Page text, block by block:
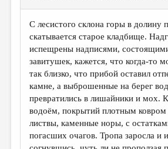
ЛИТСАЛОН
НОВОСТИ
ПРАВИЛА САЙТА
ОТДЕЛЫ И РУБРИКИ
ИЗБРАННОЕ
ДАЙДЖЕСТ
ПРОИЗВЕДЕНИЯ
С лесистого склона горы в долину
скатывается старое кладбище.
испещрены надписями,
завитушек, кажется, что когда-то
так близко, что прибой оставил
камне, а выброшенные на берег
превратились в лишайники и мох.
водоём, покрытий плотным
листвы, каменные норы, с
погасших очагов. Тропа заросла и